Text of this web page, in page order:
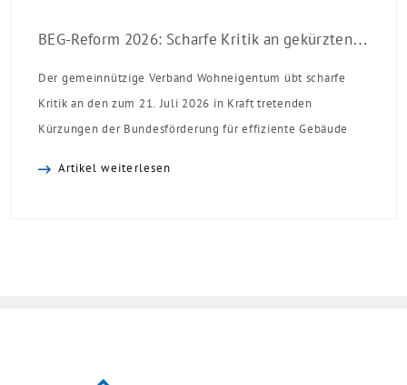
BEG-Reform 2026: Scharfe Kritik an gekürzten Sanierungsförderungen
Der gemeinnützige Verband Wohneigentum übt scharfe
Kritik an den zum 21. Juli 2026 in Kraft tretenden
Kürzungen der Bundesförderung für effiziente Gebäude
Artikel weiterlesen